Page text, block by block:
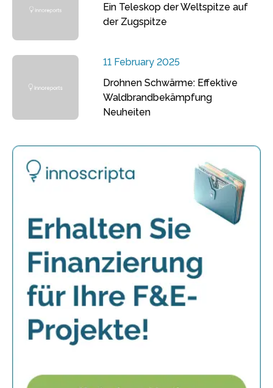
Ein Teleskop der Weltspitze auf
der Zugspitze
11 February 2025
Drohnen Schwärme: Effektive
Waldbrandbekämpfung
Neuheiten